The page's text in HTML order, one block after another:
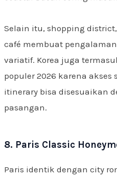
Selain itu, shopping
café membuat
variatif. Korea juga
populer 2026 karena
itinerary bisa disesuaikan
pasangan.
8. Paris Classic
Paris identik dengan city